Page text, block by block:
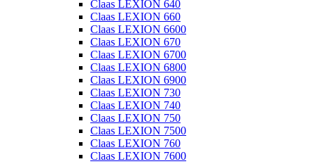
Claas LEXION 640
Claas LEXION 660
Claas LEXION 6600
Claas LEXION 670
Claas LEXION 6700
Claas LEXION 6800
Claas LEXION 6900
Claas LEXION 730
Claas LEXION 740
Claas LEXION 750
Claas LEXION 7500
Claas LEXION 760
Claas LEXION 7600